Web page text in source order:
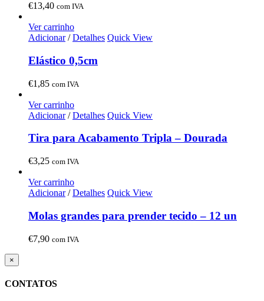
€13,40 com IVA
Ver carrinho
Adicionar/ Detalhes Quick View
Elástico 0,5cm
€1,85 com IVA
Ver carrinho
Adicionar/ Detalhes Quick View
Tira para Acabamento Tripla – Dourada
€3,25 com IVA
Ver carrinho
Adicionar/ Detalhes Quick View
Molas grandes para prender tecido – 12 un
€7,90 com IVA
Close
product
view
×
CONTATOS